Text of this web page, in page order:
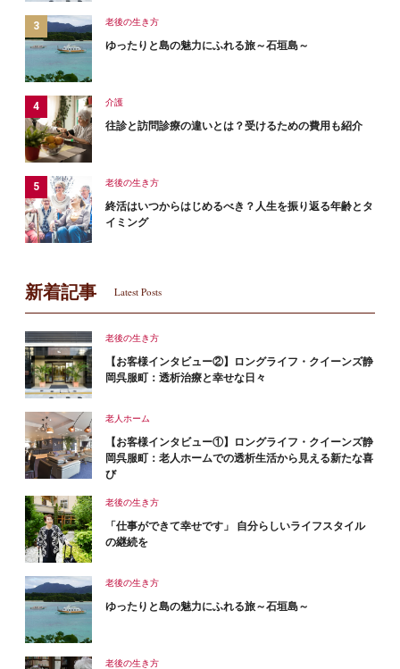
老後の生き方
ゆったりと島の魅力にふれる旅～石垣島～
介護
往診と訪問診療の違いとは？受けるための費用も紹介
老後の生き方
終活はいつからはじめるべき？人生を振り返る年齢とタ
イミング
新着記事 Latest Posts
老後の生き方
【お客様インタビュー②】ロングライフ・クイーンズ静
岡呉服町：透析治療と幸せな日々
老人ホーム
【お客様インタビュー①】ロングライフ・クイーンズ静
岡呉服町：老人ホームでの透析生活から見える新たな喜
び
老後の生き方
「仕事ができて幸せです」 自分らしいライフスタイル
の継続を
老後の生き方
ゆったりと島の魅力にふれる旅～石垣島～
老後の生き方